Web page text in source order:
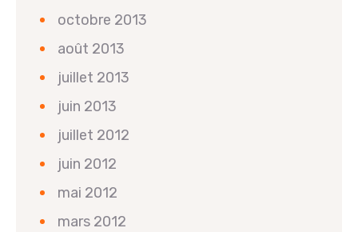
octobre 2013
août 2013
juillet 2013
juin 2013
juillet 2012
juin 2012
mai 2012
mars 2012